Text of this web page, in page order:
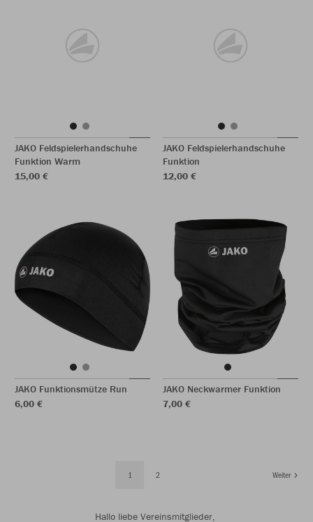
JAKO Feldspielerhandschuhe
Funktion Warm
15,00 €
JAKO Feldspielerhandschuhe
Funktion
12,00 €
JAKO Funktionsmütze Run
6,00 €
JAKO Neckwarmer Funktion
7,00 €
1 2 Weiter
Hallo liebe Vereinsmitglieder,